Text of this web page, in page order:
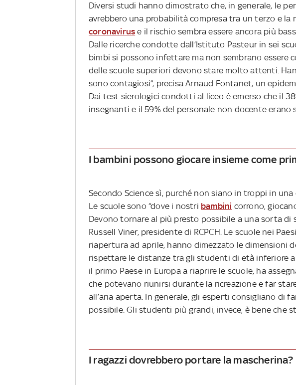
Diversi studi hanno dimostrato che, in generale, le
avrebbero una probabilità compresa tra un terzo e
coronavirus e il rischio sembra essere ancora più
Dalle ricerche condotte dall’Istituto Pasteur in sei
bimbi si possono infettare ma non sembrano essere
delle scuole superiori devono stare molto attenti.
sono contagiosi”, precisa Arnaud Fontanet, un
Dai test sierologici condotti al liceo è emerso che il
insegnanti e il 59% del personale non docente
I bambini possono giocare insieme come
Secondo Science sì, purché non siano in troppi in una
Le scuole sono “dove i nostri bambini corrono,
Devono tornare al più presto possibile a una sorta di
Russell Viner, presidente di RCPCH. Le scuole nei
riapertura ad aprile, hanno dimezzato le dimensioni
rispettare le distanze tra gli studenti di età inferiore ai
il primo Paese in Europa a riaprire le scuole, ha
che potevano riunirsi durante la ricreazione e far
all’aria aperta. In generale, gli esperti consigliano di
possibile. Gli studenti più grandi, invece, è bene che
I ragazzi dovrebbero portare la mascherina?